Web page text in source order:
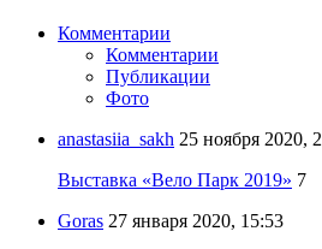
Комментарии
Комментарии
Публикации
Фото
anastasiia_sakh 25 ноября 2020,
Выставка «Вело Парк 2019» 7
Goras 27 января 2020, 15:53